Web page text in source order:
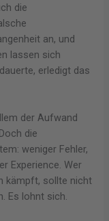
die
an, und
lassen sich
erledigt das
der Aufwand
die
weniger Fehler,
Experience. Wer
kämpft, sollte nicht
Es lohnt sich.